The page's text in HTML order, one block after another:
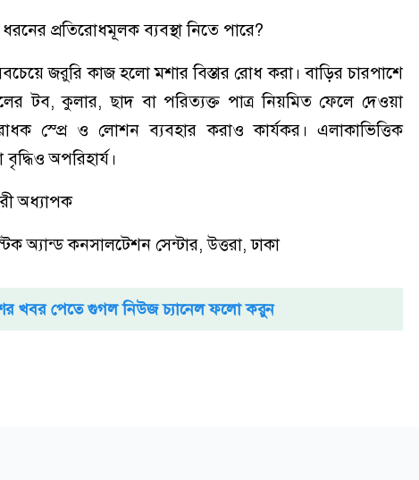
প্রতিরোধমূলক ব্যবস্থা নিতে পারে?
জরুরি কাজ হলো মশার বিস্তার রোধ করা। বাড়ির চারপাশে
টব, কুলার, ছাদ বা পরিত্যক্ত পাত্র নিয়মিত ফেলে দেওয়া
স্প্রে ও লোশন ব্যবহার করাও কার্যকর। এলাকাভিত্তিক
অপরিহার্য।
অধ্যাপক
অ্যান্ড কনসালটেশন সেন্টার, উত্তরা, ঢাকা
খবর পেতে গুগল নিউজ চ্যানেল ফলো করুন